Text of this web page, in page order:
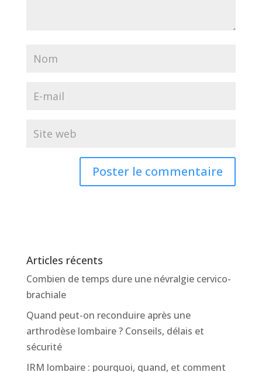
Articles récents
Combien de temps dure une névralgie cervico-
brachiale
Quand peut-on reconduire après une
arthrodèse lombaire ? Conseils, délais et
sécurité
IRM lombaire : pourquoi, quand, et comment